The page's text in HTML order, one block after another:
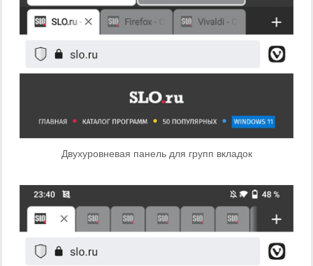
Двухуровневая панель для групп вкладок